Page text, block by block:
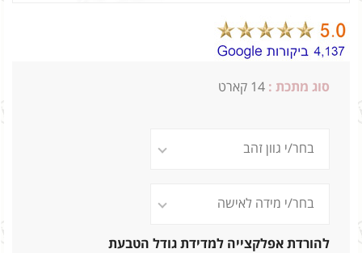
סוג מתכת :
להורדת אפלקצייה למדידת גודל הטבעת